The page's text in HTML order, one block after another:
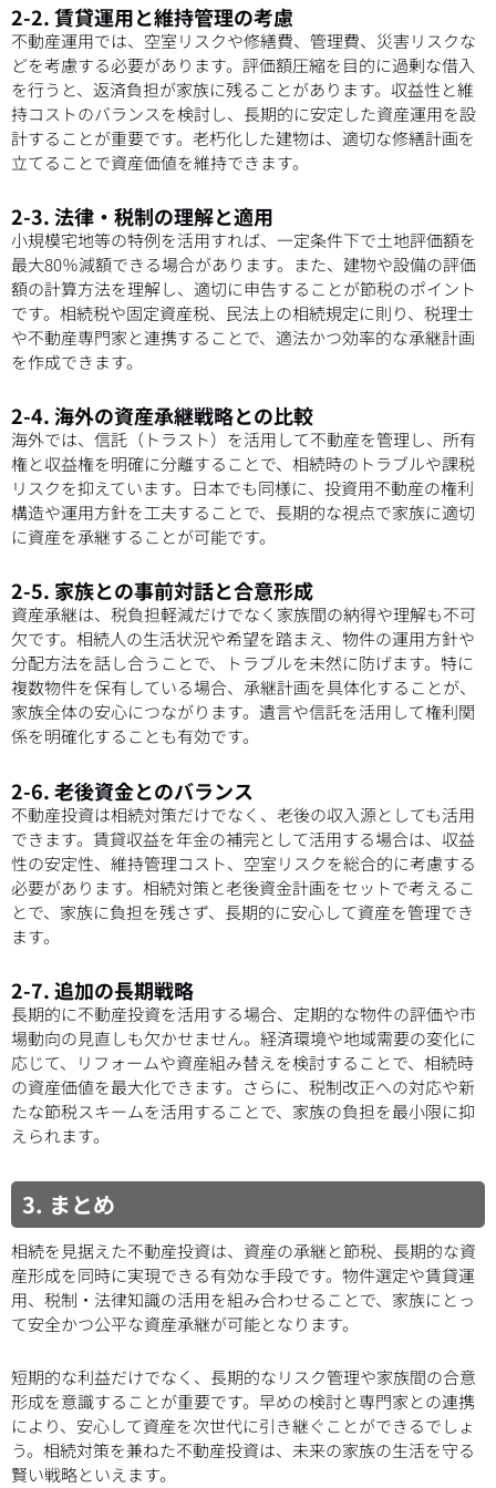
2-2. 賃貸運用と維持管理の考慮
不動産運用では、空室リスクや修繕費、管理費、災害リスクな
どを考慮する必要があります。評価額圧縮を目的に過剰な借入
を行うと、返済負担が家族に残ることがあります。収益性と維
持コストのバランスを検討し、長期的に安定した資産運用を設
計することが重要です。老朽化した建物は、適切な修繕計画を
立てることで資産価値を維持できます。
2-3. 法律・税制の理解と適用
小規模宅地等の特例を活用すれば、一定条件下で土地評価額を
最大80％減額できる場合があります。また、建物や設備の評価
額の計算方法を理解し、適切に申告することが節税のポイント
です。相続税や固定資産税、民法上の相続規定に則り、税理士
や不動産専門家と連携することで、適法かつ効率的な承継計画
を作成できます。
2-4. 海外の資産承継戦略との比較
海外では、信託（トラスト）を活用して不動産を管理し、所有
権と収益権を明確に分離することで、相続時のトラブルや課税
リスクを抑えています。日本でも同様に、投資用不動産の権利
構造や運用方針を工夫することで、長期的な視点で家族に適切
に資産を承継することが可能です。
2-5. 家族との事前対話と合意形成
資産承継は、税負担軽減だけでなく家族間の納得や理解も不可
欠です。相続人の生活状況や希望を踏まえ、物件の運用方針や
分配方法を話し合うことで、トラブルを未然に防げます。特に
複数物件を保有している場合、承継計画を具体化することが、
家族全体の安心につながります。遺言や信託を活用して権利関
係を明確化することも有効です。
2-6. 老後資金とのバランス
不動産投資は相続対策だけでなく、老後の収入源としても活用
できます。賃貸収益を年金の補完として活用する場合は、収益
性の安定性、維持管理コスト、空室リスクを総合的に考慮する
必要があります。相続対策と老後資金計画をセットで考えるこ
とで、家族に負担を残さず、長期的に安心して資産を管理でき
ます。
2-7. 追加の長期戦略
長期的に不動産投資を活用する場合、定期的な物件の評価や市
場動向の見直しも欠かせません。経済環境や地域需要の変化に
応じて、リフォームや資産組み替えを検討することで、相続時
の資産価値を最大化できます。さらに、税制改正への対応や新
たな節税スキームを活用することで、家族の負担を最小限に抑
えられます。
3. まとめ
相続を見据えた不動産投資は、資産の承継と節税、長期的な資
産形成を同時に実現できる有効な手段です。物件選定や賃貸運
用、税制・法律知識の活用を組み合わせることで、家族にとっ
て安全かつ公平な資産承継が可能となります。
短期的な利益だけでなく、長期的なリスク管理や家族間の合意
形成を意識することが重要です。早めの検討と専門家との連携
により、安心して資産を次世代に引き継ぐことができるでしょ
う。相続対策を兼ねた不動産投資は、未来の家族の生活を守る
賢い戦略といえます。